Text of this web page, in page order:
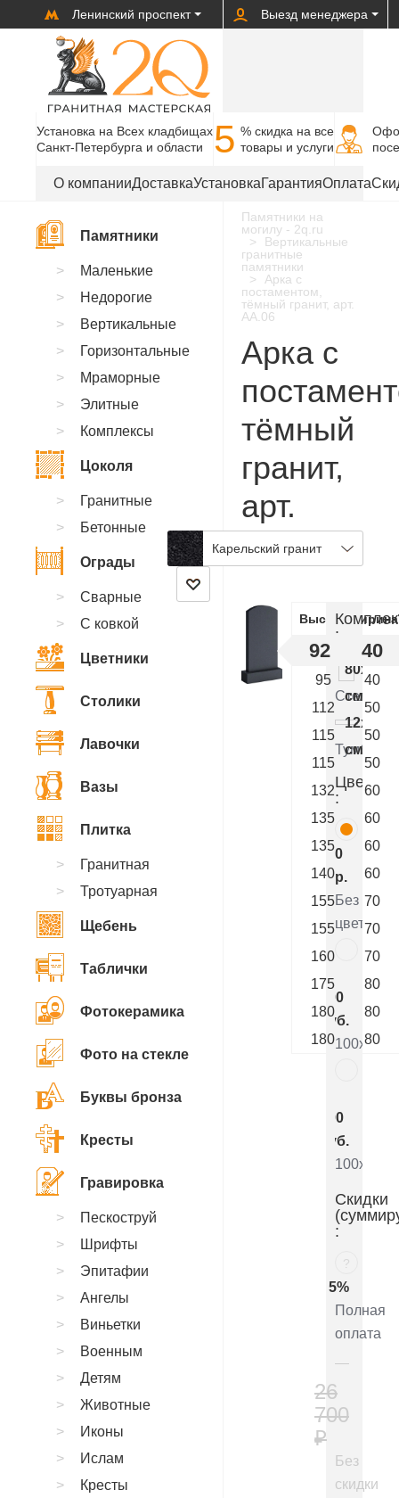
Ленинский проспект Выезд менеджера
Установка на Всех кладбищах
Санкт-Петербурга и области
5 % cкидка на все
товары и услуги
О компанииДоставкаУстановкаГарантияОплата
Памятники на
могилу - 2q.ru
Вертикальные
гранитные
памятники
Арка с
постаментом,
тёмный гранит, арт.
AA.06
Арка с
тёмный
гранит,
арт.
AA.06
Карельский гранит
ВысотаШирина
92 40
95
40
112
50
115
50
115
50
132
60
135
60
135
60
140
60
155
70
155
70
160
70
175
80
180
80
180
80
:
Стелла
см.
Тумба
см.
Цветник
:
0
р.
Без
цветника
800
руб.
100x50x5
000
руб.
100x50x8
Скидки
:
?
5%
Полная
оплата
26
700
₽
Без
скидки
Памятники
Маленькие
Недорогие
Вертикальные
Горизонтальные
Мраморные
Элитные
Комплексы
Цоколя
Гранитные
Бетонные
Ограды
Сварные
С ковкой
Цветники
Столики
Лавочки
Вазы
Плитка
Гранитная
Тротуарная
Щебень
Таблички
Фотокерамика
Фото на стекле
Буквы бронза
Кресты
Гравировка
Пескоструй
Шрифты
Эпитафии
Ангелы
Виньетки
Военным
Детям
Животные
Иконы
Ислам
Кресты